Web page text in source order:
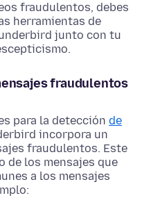
fraudulentos, debes
herramientas de
junto con tu
fraudulentos
para la detección de
incorpora un
fraudulentos. Este
de los mensajes que
a los mensajes